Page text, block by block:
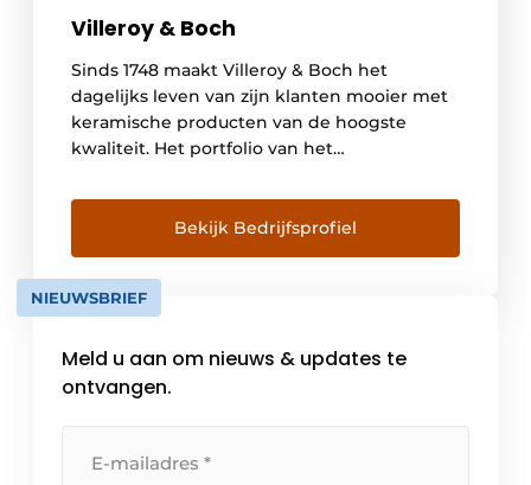
Villeroy & Boch
Sinds 1748 maakt Villeroy & Boch het
dagelijks leven van zijn klanten mooier met
keramische producten van de hoogste
kwaliteit. Het portfolio van het
sectoren Badkamer en Wellness alsook
Tafelcultuur. Villeroy&Boch staat voor
innovatiegeest, stijl en beschaving. In totaal
ontwikkelen, creëren en produceren ca.
6.900 medewerkers hoogwaardige keramiek
Bekijk Bedrijfsprofiel
NIEUWSBRIEF
Meld u aan om nieuws & updates te
ontvangen.